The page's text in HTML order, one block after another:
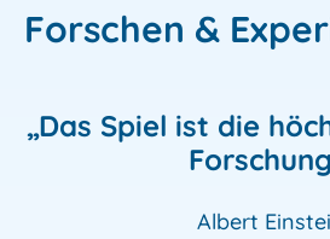
Forschen &
„Das Spiel ist die
Albert